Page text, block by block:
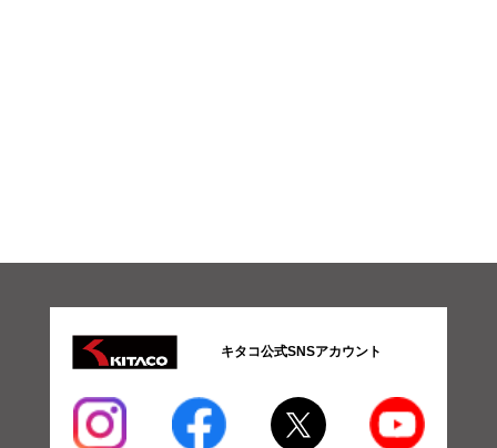
キタコ公式SNSアカウント